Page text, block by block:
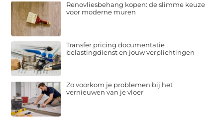
Renovliesbehang kopen: de slimme keuze
voor moderne muren
Transfer pricing documentatie
belastingdienst en jouw verplichtingen
Zo voorkom je problemen bij het
vernieuwen van je vloer